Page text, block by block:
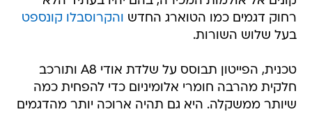
רחוק דגמים כמו הטוארג החדש והקרוסבלו קונספט
בעל שלוש השורות.
טכנית, הפייטון תבוסס על שלדת אודי A8 ותורכב
חלקית מהרבה חומרי אלומיניום כדי להפחית כמה
שיותר ממשקלה. היא גם תהיה ארוכה יותר מהדגמים